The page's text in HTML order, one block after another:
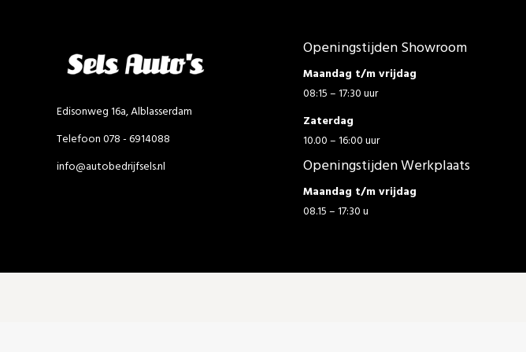
Edisonweg 16a, Alblasserdam
Telefoon 078 - 6914088
info@autobedrijfsels.nl
Openingstijden Showroom
Maandag t/m vrijdag
08:15 – 17:30 uur
Zaterdag
10.00 – 16:00 uur
Openingstijden Werkplaats
Maandag t/m vrijdag
08.15 – 17:30 u